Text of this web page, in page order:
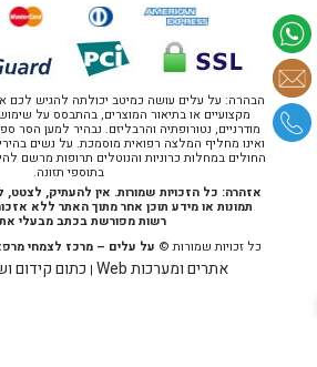
הבהרה: על עלים עושה כמיטב יכולתה להגיש לכם
מקצועיים או בתיאור המוצרים, בהתבסס על
מודרניים, נטורופתיה והרבליזם. נבהיר למען הסר
ואינו מחליף המלצה רפואית מוסמכת. על נשים
החולים במחלות כרוניות והנוטלים תרופות מרשם
בתוספי תזונה.
אזהרה: כל הזכויות שמורות. אין להעתיק,
תמונות או מידע תוכן אחר מתוך האתר ללא
רשות מפורשת בכתב מבעלי
כל זכויות שמורות © על עלים – מרכז לצמחי
אתרים ומערכות Web
| כתום קידום